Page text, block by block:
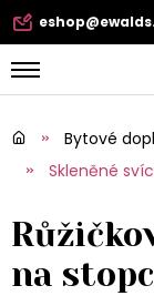
Bytové
Skleněné
na